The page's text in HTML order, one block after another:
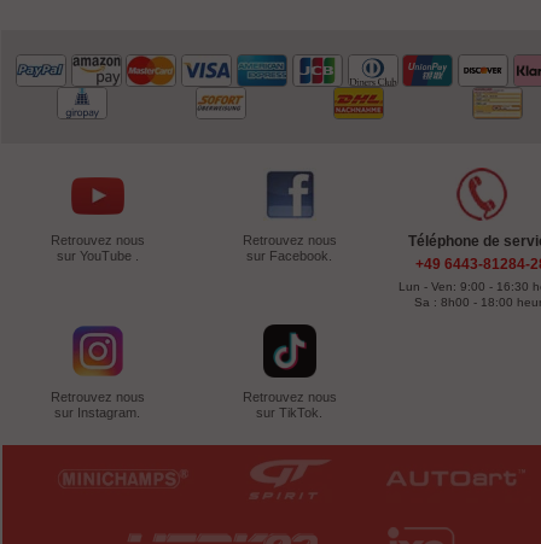
Retrouvez nous
sur YouTube .
Retrouvez nous
sur Facebook.
Retrouvez nous
sur Instagram.
Retrouvez nous
sur TikTok.
Téléphone de
+49 6443-81284-
Lun - Ven: 9:00 - 16:30
Sa : 8h00 - 18:00